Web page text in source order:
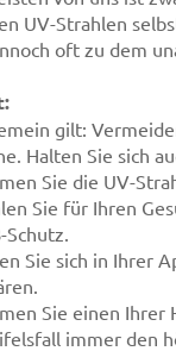
UV-Strahlen
oft zu dem
gilt:
Halten Sie sich
Sie die UV-
Sie für Ihren
Schutz.
Sie sich in Ihrer
Sie einen Ihrer
immer den